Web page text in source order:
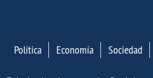
Política Economía Sociedad